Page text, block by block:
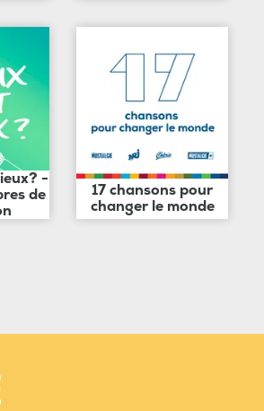
-
de
17 chansons pour
changer le monde